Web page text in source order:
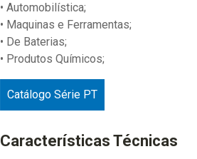
• Automobilística;
• Maquinas e Ferramentas;
• De Baterias;
• Produtos Químicos;
Catálogo Série PT
Características Técnicas